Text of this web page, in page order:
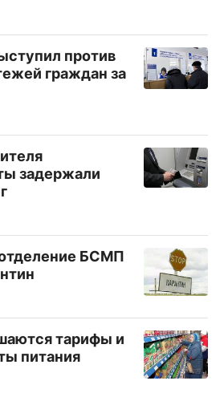
против
граждан за
задержали
БСМП
тарифы и
питания